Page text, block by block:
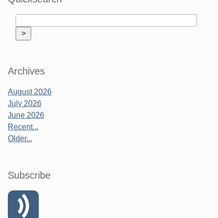
Archives
August 2026
July 2026
June 2026
Recent...
Older...
Subscribe